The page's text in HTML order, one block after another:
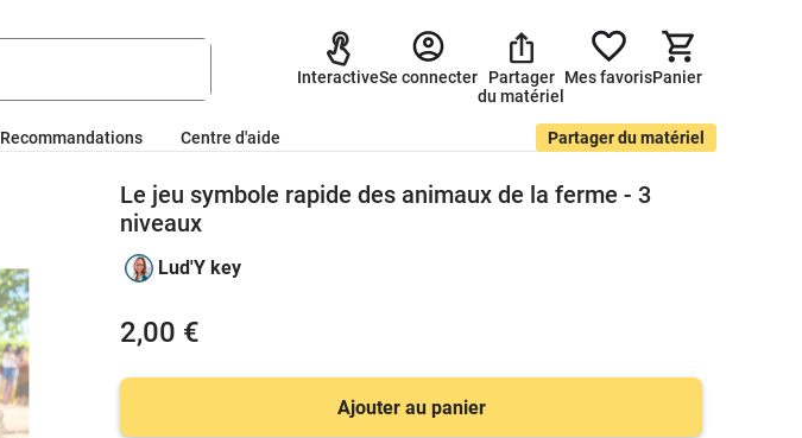
InteractiveSe connecter
Partager
du matériel
Mes favorisPanier
Recommandations Partager du matériel
Centre d'aide
Le jeu symbole rapide des animaux de la ferme - 3
niveaux
Lud'Y key
2,00 €
Ajouter au panier